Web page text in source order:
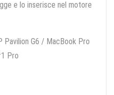
e lo inserisce nel motore
Pavilion G6 / MacBook Pro
Pro